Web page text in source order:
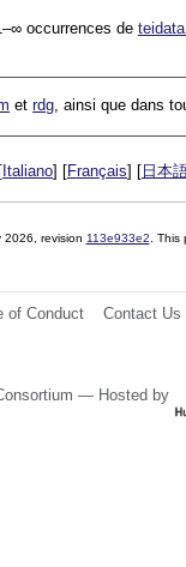
occurrences de
etrdg, ainsi que dans
Italiano] [Français] [ 日本
2026 , revision 113e933e2 .
of Conduct Contact Us
— Hosted by